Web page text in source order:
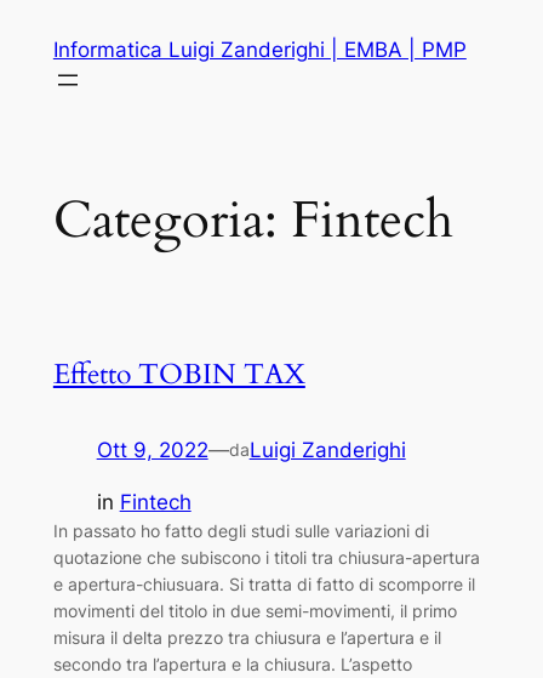
contenuto
Informatica Luigi Zanderighi | EMBA | PMP
Categoria: Fintech
Effetto TOBIN TAX
Ott 9, 2022—daLuigi Zanderighi
in Fintech
In passato ho fatto degli studi sulle variazioni di
quotazione che subiscono i titoli tra chiusura-apertura
e apertura-chiusuara. Si tratta di fatto di scomporre il
movimenti del titolo in due semi-movimenti, il primo
misura il delta prezzo tra chiusura e l’apertura e il
secondo tra l’apertura e la chiusura. L’aspetto